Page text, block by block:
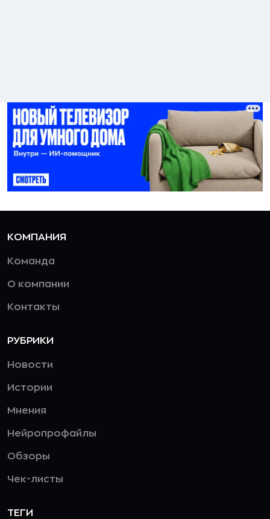
КОМПАНИЯ
Команда
О компании
Контакты
РУБРИКИ
Новости
Истории
Мнения
Нейропрофайлы
Обзоры
Чек-листы
ТЕГИ